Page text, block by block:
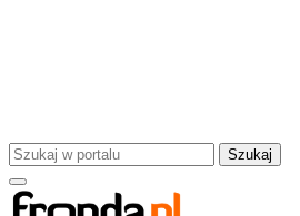
Szukaj